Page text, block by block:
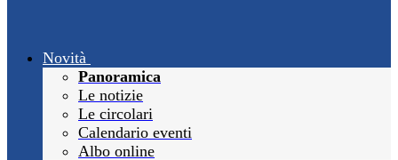
Novità
Panoramica
Le notizie
Le circolari
Calendario eventi
Albo online